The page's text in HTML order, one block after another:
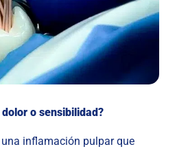
o sensibilidad?
inflamación pulpar que